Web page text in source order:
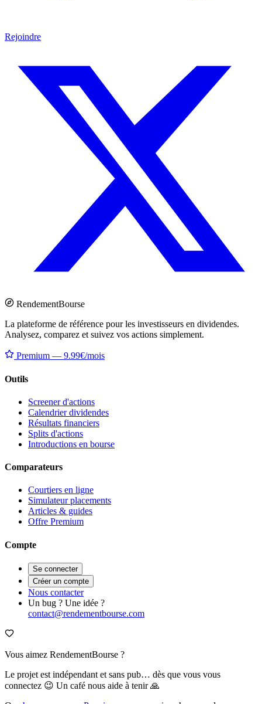
Rejoindre
RendementBourse
La plateforme de référence pour les investisseurs en dividendes.
Analysez, comparez et suivez vos actions simplement.
Premium — 9.99€/mois
Outils
Screener d'actions
Calendrier dividendes
Résultats financiers
Splits d'actions
Introductions en bourse
Comparateurs
Courtiers en ligne
Simulateur placements
Articles & guides
Offre Premium
Compte
Se connecter
Créer un compte
Nous contacter
Un bug ? Une idée ?
contact@rendementbourse.com
Vous aimez RendementBourse ?
Le projet est indépendant et sans pub… dès que vous vous
connectez 😉 Un café nous aide à tenir 🙏